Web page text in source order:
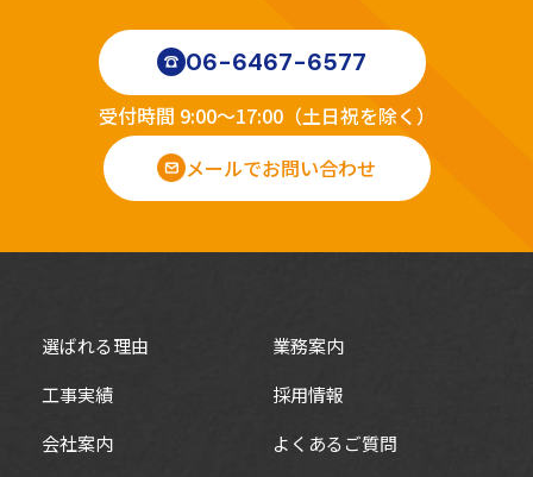
06-6467-6577
受付時間 9:00～17:00（土日祝を除く）
メールでお問い合わせ
選ばれる理由
業務案内
工事実績
採用情報
会社案内
よくあるご質問